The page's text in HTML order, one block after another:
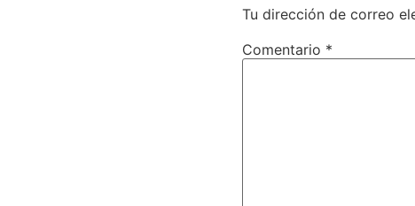
Tu dirección de correo
Comentario *